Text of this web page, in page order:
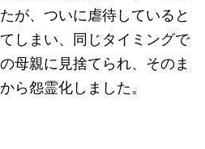
が、ついに虐待していると
しまい、同じタイミングで
母親に見捨てられ、そのま
ら怨霊化しました。